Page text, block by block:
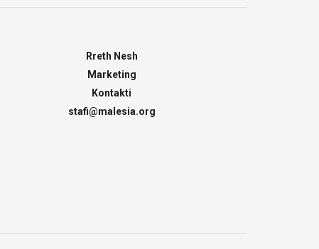
Rreth Nesh
Marketing
Kontakti
stafi@malesia.org